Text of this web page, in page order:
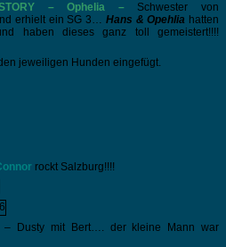
STORY – Ophelia – Schwester von
erhielt ein SG 3… Hans & Opehlia hatten
haben dieses ganz toll gemeistert!!!!
jeweiligen Hunden eingefügt.
rockt Salzburg!!!!
– Dusty mit Bert…. der kleine Mann war